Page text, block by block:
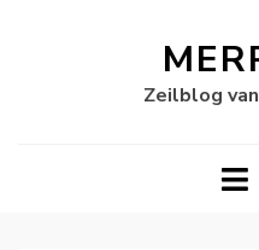
Zeilblog